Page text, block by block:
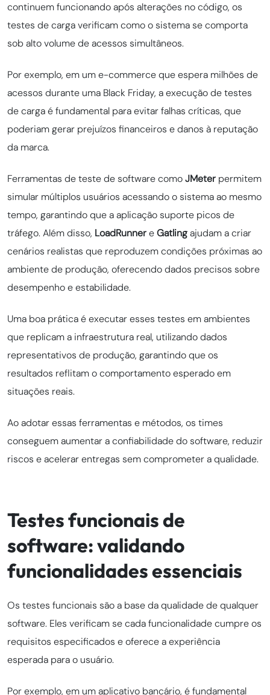
continuem funcionando após alterações no código, os
testes de carga verificam como o sistema se comporta
sob alto volume de acessos simultâneos.
Por exemplo, em um e-commerce que espera milhões de
acessos durante uma Black Friday, a execução de testes
de carga é fundamental para evitar falhas críticas, que
poderiam gerar prejuízos financeiros e danos à reputação
da marca.
Ferramentas de teste de software comoJMeter permitem
simular múltiplos usuários acessando o sistema ao mesmo
tempo, garantindo que a aplicação suporte picos de
tráfego. Além disso, LoadRunnereGatlingajudam a criar
cenários realistas que reproduzem condições próximas ao
ambiente de produção, oferecendo dados precisos sobre
desempenho e estabilidade.
Uma boa prática é executar esses testes em ambientes
que replicam a infraestrutura real, utilizando dados
representativos de produção, garantindo que os
resultados reflitam o comportamento esperado em
situações reais.
Ao adotar essas ferramentas e métodos, os times
conseguem aumentar a confiabilidade do software, reduzir
riscos e acelerar entregas sem comprometer a qualidade.
Testes funcionais de
software: validando
funcionalidades essenciais
Os testes funcionais são a base da qualidade de qualquer
software. Eles verificam se cada funcionalidade cumpre os
requisitos especificados e oferece a experiência
esperada para o usuário.
Por exemplo, em um aplicativo bancário, é fundamental